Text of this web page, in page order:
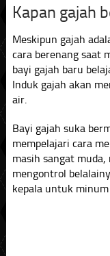
Kapan gajah
Meskipun gajah
cara berenang saat
bayi gajah baru
Induk gajah akan
air.
Bayi gajah suka
mempelajari cara
masih sangat
mengontrol
kepala untuk